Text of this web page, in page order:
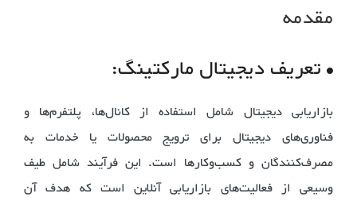
مقدمه
• تعریف دیجیتال مارکتینگ:
بازاریابی دیجیتال شامل استفاده از کانال‌ها، پلتفرم‌ها و
فناوری‌های دیجیتال برای ترویج محصولات یا خدمات به
مصرف‌کنندگان و کسب‌وکارها است. این فرآیند شامل طیف
وسیعی از فعالیت‌های بازاریابی آنلاین است که هدف آن